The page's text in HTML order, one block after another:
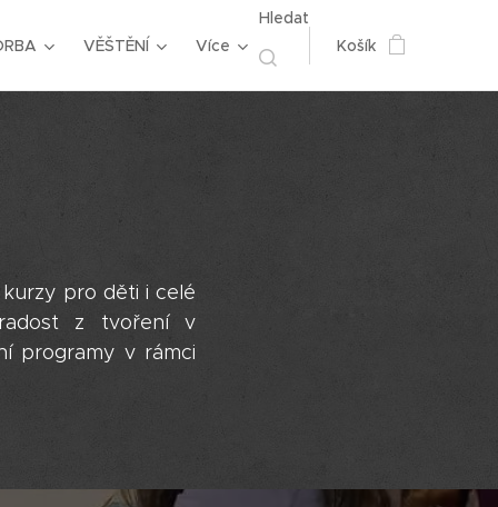
VĚŠTĚNÍ Více
Hledat
Košík
pro děti i celé
z tvoření v
programy v rámci